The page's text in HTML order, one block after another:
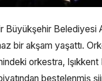
Büyükşehir Belediyesi
bir akşam yaşattı.
orkestra, Işıkkent
bestelenmiş